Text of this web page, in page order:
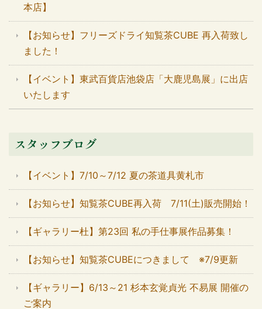
本店】
【お知らせ】フリーズドライ知覧茶CUBE 再入荷致し
ました！
【イベント】東武百貨店池袋店「大鹿児島展」に出店
いたします
スタッフブログ
【イベント】7/10～7/12 夏の茶道具黄札市
【お知らせ】知覧茶CUBE再入荷 7/11(土)販売開始！
【ギャラリー杜】第23回 私の手仕事展作品募集！
【お知らせ】知覧茶CUBEにつきまして ※7/9更新
【ギャラリー】6/13～21 杉本玄覚貞光 不易展 開催の
ご案内